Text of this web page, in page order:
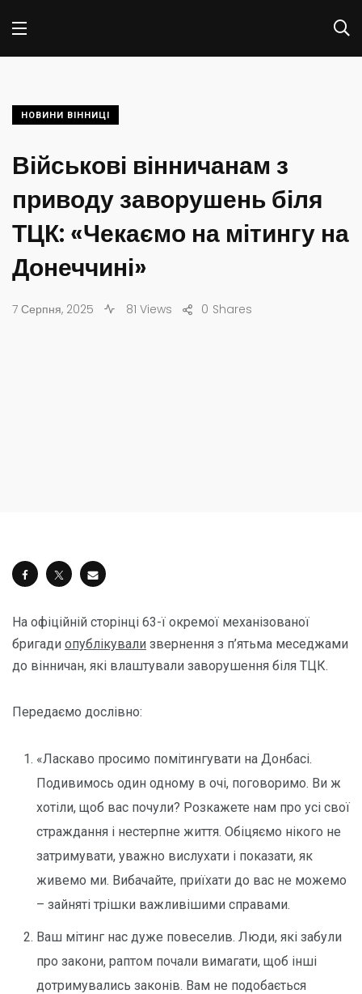
НОВИНИ ВІННИЦІ
Військові вінничанам з
приводу заворушень біля
ТЦК: «Чекаємо на мітингу на
Донеччині»
7 Серпня, 2025 81 Views Shares
0
На офіційній сторінці 63-ї окремої механізованої
бригади опублікували звернення з п’ятьма меседжами
до вінничан, які влаштували заворушення біля ТЦК.
Передаємо дослівно:
«Ласкаво просимо помітингувати на Донбасі.
Подивимось один одному в очі, поговоримо. Ви ж
хотіли, щоб вас почули? Розкажете нам про усі свої
страждання і нестерпне життя. Обіцяємо нікого не
затримувати, уважно вислухати і показати, як
живемо ми. Вибачайте, приїхати до вас не можемо
– зайняті трішки важливішими справами.
Ваш мітинг нас дуже повеселив. Люди, які забули
про закони, раптом почали вимагати, щоб інші
дотримувались законів. Вам не подобається